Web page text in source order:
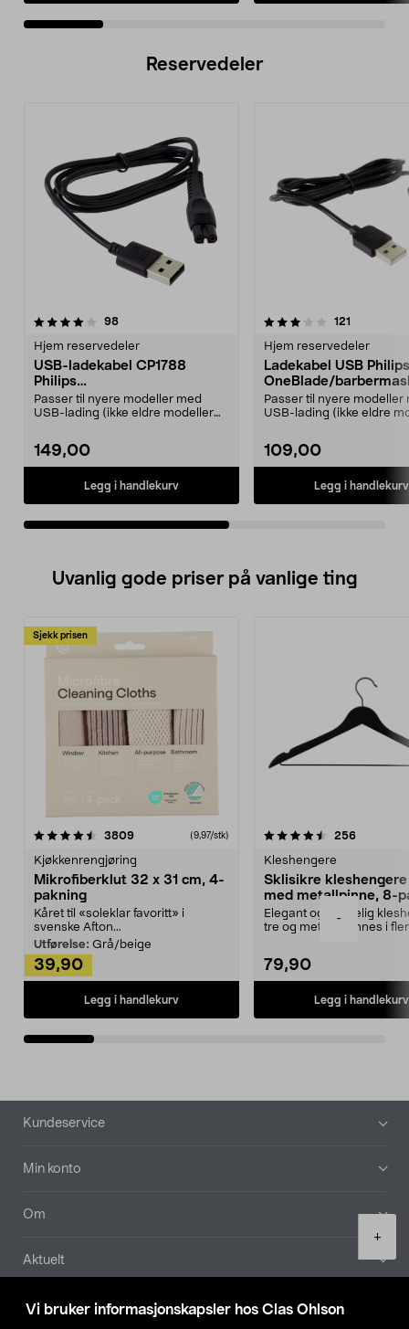
Vi bruker informasjonskapsler hos Clas Ohlson
-
+
Reservedeler
98anmeldelser
Hjem reservedeler
USB-ladekabel CP1788
Philips
OneBlade/barbermaskiner
Passer til nyere modeller med
USB-lading (ikke eldre modeller
149,00
Legg i handlekurv
3.5av 5 stjerner 121
Hjem reservedeler
Ladekabel USB Philips
OneBlade/
Passer til nyere modeller
USB-lading (ikke eldre
109,00
Legg i handlekurv
4.5av 5 stjerner
Uvanlig gode priser på vanlige ting
Sjekk prisen
3809anmeldelser(9,97/stk)
Kjøkkenrengjøring
Mikrofiberklut 32 x 31 cm, 4-
pakning
Kåret til «soleklar favoritt» i
svenske Afton...
Utførelse: Grå/beige
39,90
Legg i handlekurv
4.5av 5 stjerner 256
Kleshengere
Sklisikre
med metallpinne, 8-
Elegant og skikkelig
tre og metall – finnes i
79,90
Legg i handlekurv
4.5av 5 stjerner
Bunntekst
Kundeservice
Min konto
Om
Aktuelt
Våre selskaper